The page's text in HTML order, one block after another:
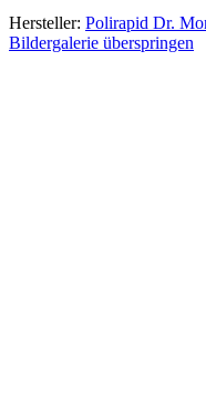
Hersteller: Polirapid Dr.
Bildergalerie überspringen